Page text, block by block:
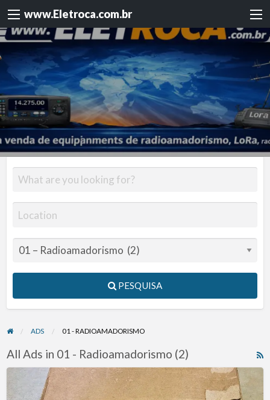
www.Eletroca.com.br
PESQUISA
ADS 01 - RADIOAMADORISMO
All Ads in 01 - Radioamadorismo (2)
Kenwood
TS-